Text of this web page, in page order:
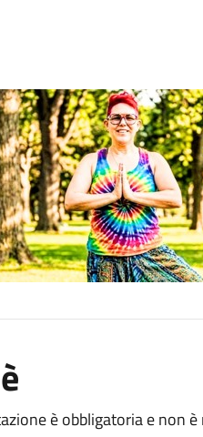
è obbligatoria e non